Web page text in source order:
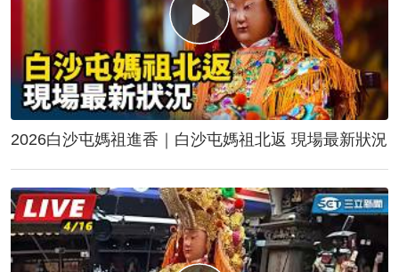
2026白沙屯媽祖進香｜白沙屯媽祖北返 現場最新狀況